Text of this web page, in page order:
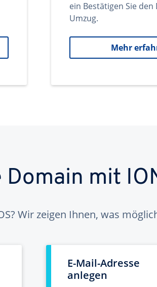
ein Bestätigen Sie den
Umzug.
Mehr
mit
Wir zeigen Ihnen, was
E-Mail-Adresse
anlegen